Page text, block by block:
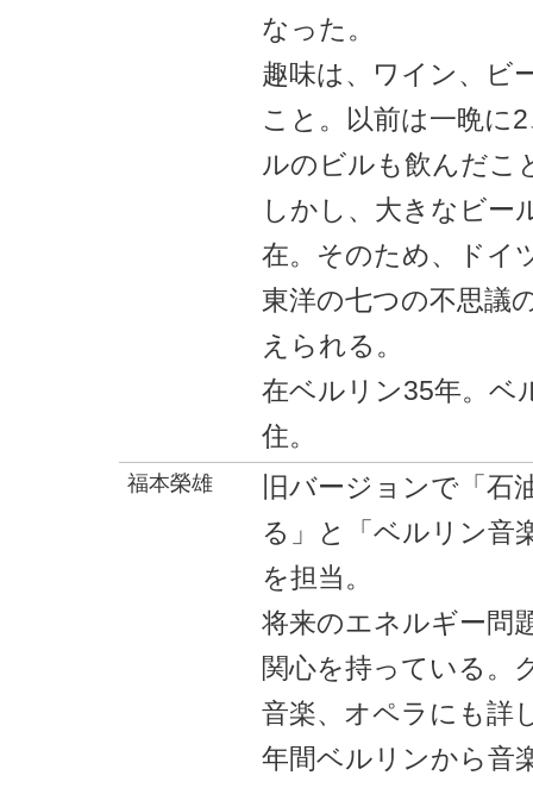
なった。
趣味は、ワイン、ビ
こと。以前は一晩に
ルのビルも飲んだこ
しかし、大きなビー
在。そのため、ドイ
東洋の七つの不思議
えられる。
在ベルリン35年。ベ
住。
福本榮雄
旧バージョンで「石
る」と「ベルリン音
を担当。
将来のエネルギー問
関心を持っている。
音楽、オペラにも詳
年間ベルリンから音